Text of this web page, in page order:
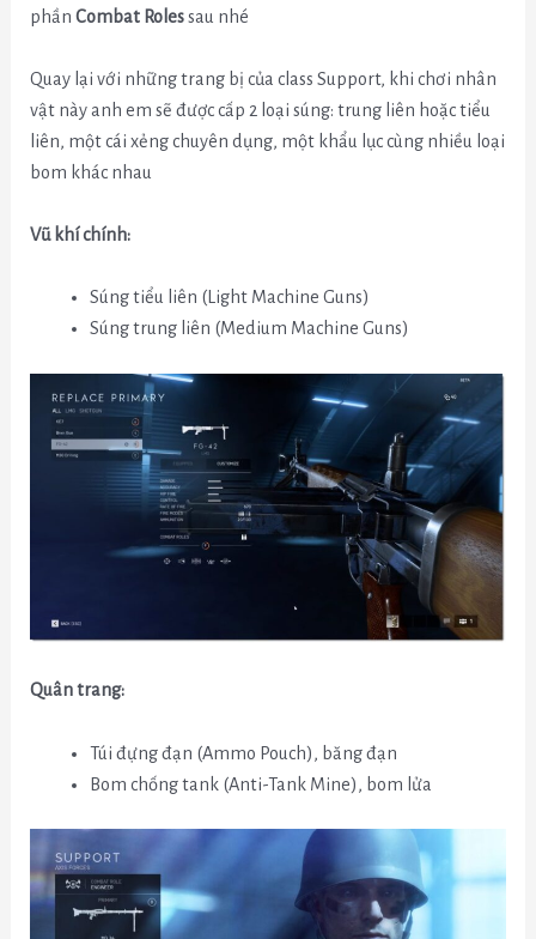
phầnCombat Rolessau nhé
Quay lại với những trang bị của class Support, khi chơi nhân
vật này anh em sẽ được cấp 2 loại súng: trung liên hoặc tiểu
liên, một cái xẻng chuyên dụng, một khẩu lục cùng nhiều loại
bom khác nhau
Vũ khí chính:
Súng tiểu liên (Light Machine Guns)
Súng trung liên (Medium Machine Guns)
Quân trang:
Túi đựng đạn (Ammo Pouch), băng đạn
Bom chống tank (Anti-Tank Mine), bom lửa